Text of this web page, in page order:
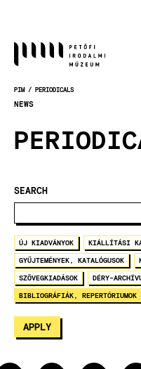
content
PIM PERIODICALS
NEWS
SEARCH
ÚJ KIADVÁNYOK KIÁLLÍTÁSI
GYŰJTEMÉNYEK, KATALÓGUSOK
SZÖVEGKIADÁSOK DÉRY-
BIBLIOGRÁFIÁK, REPERTÓRIUMOK